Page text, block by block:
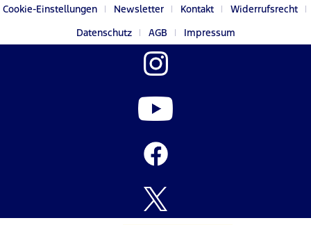
Cookie-Einstellungen Newsletter Kontakt
Widerrufsrecht
Datenschutz
AGB Impressum